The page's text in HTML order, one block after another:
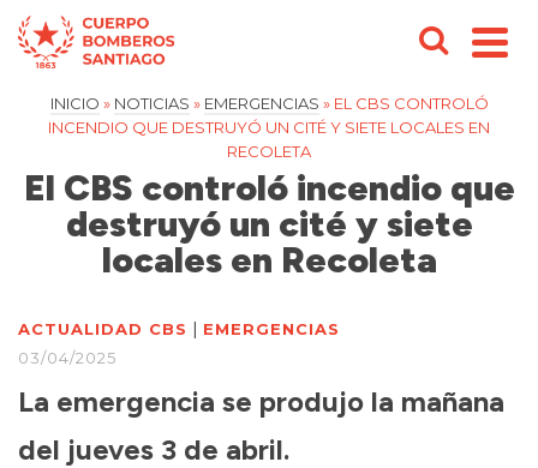
INICIO » NOTICIAS » EMERGENCIAS » EL CBS CONTROLÓ
INCENDIO QUE DESTRUYÓ UN CITÉ Y SIETE LOCALES EN
RECOLETA
El CBS controló incendio que
destruyó un cité y siete
locales en Recoleta
ACTUALIDAD CBS | EMERGENCIAS
03/04/2025
La emergencia se produjo la mañana
del jueves 3 de abril.